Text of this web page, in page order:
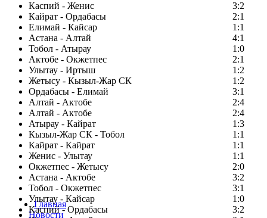
Каспий - Женис
3:2
Кайрат - Ордабасы
2:1
Елимай - Кайсар
1:1
Астана - Алтай
4:1
Тобол - Атырау
1:0
Актобе - Окжетпес
2:1
Улытау - Иртыш
1:2
Жетысу - Кызыл-Жар СК
1:2
Ордабасы - Елимай
3:1
Алтай - Актобе
2:4
Алтай - Актобе
2:4
Атырау - Кайрат
1:3
Кызыл-Жар СК - Тобол
1:1
Кайрат - Кайрат
1:1
Женис - Улытау
1:1
Окжетпес - Жетысу
2:0
Астана - Актобе
3:2
Тобол - Окжетпес
3:1
Улытау - Кайсар
1:0
Каспий - Ордабасы
3:2
Главная
Новости